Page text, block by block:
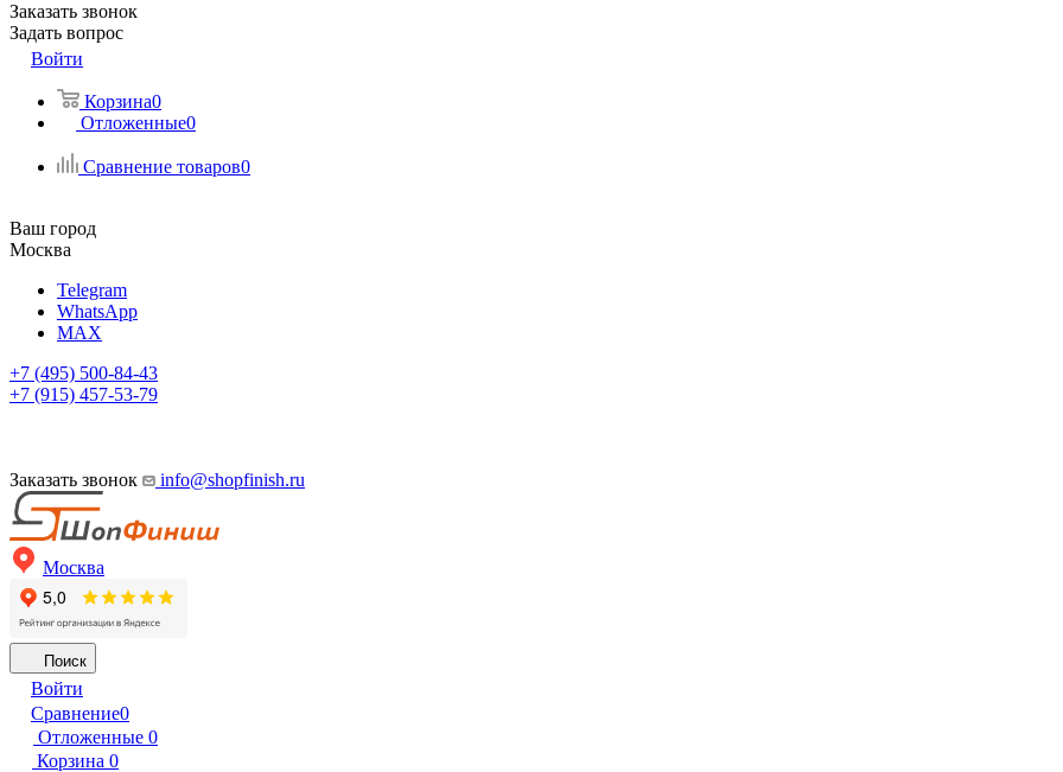
Заказать звонок
Задать вопрос
Войти
Корзина0
Отложенные0
Сравнение товаров0
Ваш город
Москва
Telegram
WhatsApp
MAX
+7 (495) 500-84-43
+7 (915) 457-53-79
Заказать звонок info@shopfinish.ru
Москва
Поиск
Войти
Сравнение0
Отложенные 0
Корзина 0